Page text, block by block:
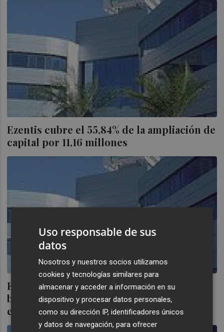
Ezentis cubre el 55,84% de la ampliación de
capital por 11,16 millones
Ezentis estudia la compra de una empresa
brasileña como parte de su política de
expansión
Uso responsable de sus
datos
Nosotros y nuestros socios utilizamos
cookies y tecnologías similares para
almacenar y acceder a información en su
dispositivo y procesar datos personales,
como su dirección IP, identificadores únicos
y datos de navegación, para ofrecer